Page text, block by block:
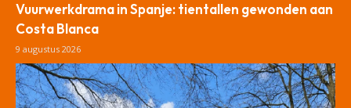
Vuurwerkdrama in Spanje: tientallen gewonden aan
Costa Blanca
9 augustus 2026